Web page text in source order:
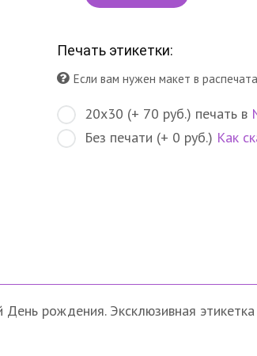
Печать этикетки:
Если вам нужен макет в
20х30 (+ 70 руб.) печать в
Без печати (+ 0 руб.) Как
рождения. Эксклюзивная